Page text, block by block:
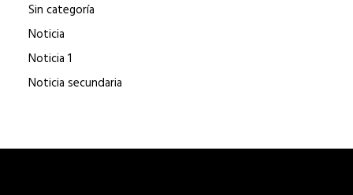
Sin categoría
Noticia
Noticia 1
Noticia secundaria